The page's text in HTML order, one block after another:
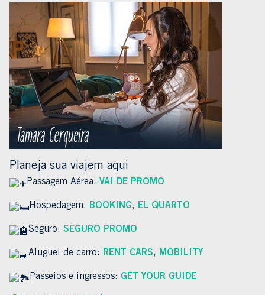
Planeja sua viajem aqui
Passagem Aérea: VAI DE PROMO
Hospedagem: BOOKING, EL QUARTO
Seguro: SEGURO PROMO
Aluguel de carro: RENT CARS, MOBILITY
Passeios e ingressos: GET YOUR GUIDE